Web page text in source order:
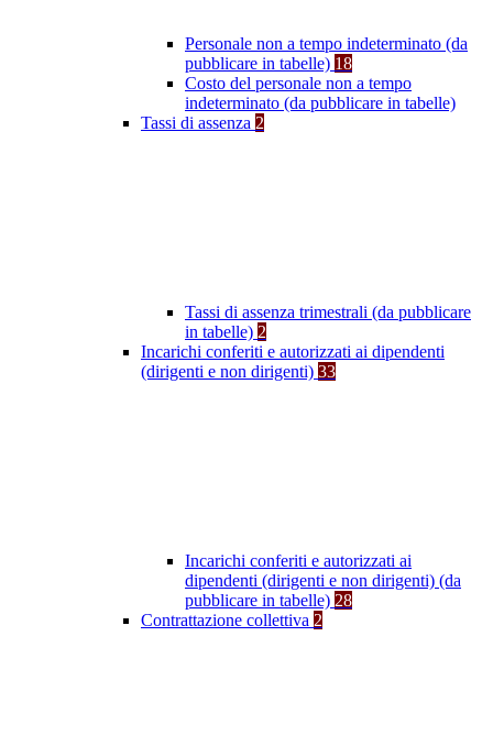
Personale non a tempo indeterminato (da
pubblicare in tabelle) 18
Costo del personale non a tempo
indeterminato (da pubblicare in tabelle)
Tassi di assenza 2
Tassi di assenza trimestrali (da pubblicare
in tabelle) 2
Incarichi conferiti e autorizzati ai dipendenti
(dirigenti e non dirigenti) 33
Incarichi conferiti e autorizzati ai
dipendenti (dirigenti e non dirigenti) (da
pubblicare in tabelle) 28
Contrattazione collettiva 2